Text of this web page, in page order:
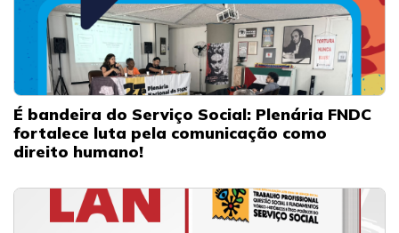
É bandeira do Serviço Social: Plenária FNDC
fortalece luta pela comunicação como
direito humano!